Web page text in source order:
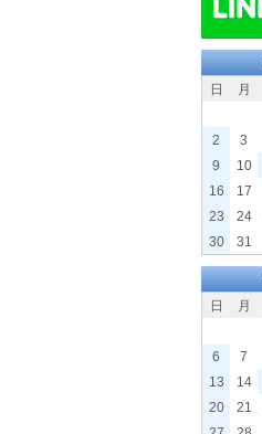
日 月
2
3
9
10
16
17
23
24
30
31
日 月
6
7
13
14
20
21